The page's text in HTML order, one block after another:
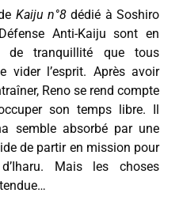
Kaiju n°8 dédié à Soshiro
Anti-Kaiju sont en
de tranquillité que tous
vider l’esprit. Après avoir
Reno se rend compte
son temps libre. Il
semble absorbé par une
de partir en mission pour
Mais les choses